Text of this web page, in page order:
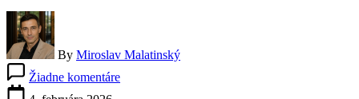
By Miroslav Malatinský
Žiadne komentáreNapätie